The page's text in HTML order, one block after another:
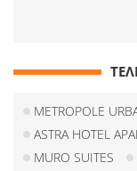
METROPOLE
ASTRA HOTEL
MURO SUITES